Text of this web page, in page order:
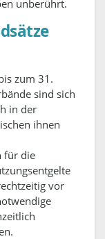
unberührt.
zum 31.
sind sich
in der
ihnen
für die
vor